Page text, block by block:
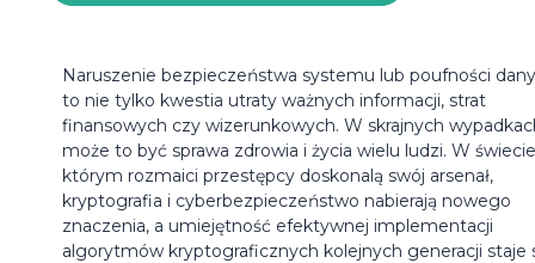
Naruszenie bezpieczeństwa systemu lub poufności
to nie tylko kwestia utraty ważnych informacji, strat
finansowych czy wizerunkowych. W skrajnych
może to być sprawa zdrowia i życia wielu ludzi. W
którym rozmaici przestępcy doskonalą swój arsenał,
kryptografia i cyberbezpieczeństwo nabierają nowego
znaczenia, a umiejętność efektywnej implementacji
algorytmów kryptograficznych kolejnych generacji staje